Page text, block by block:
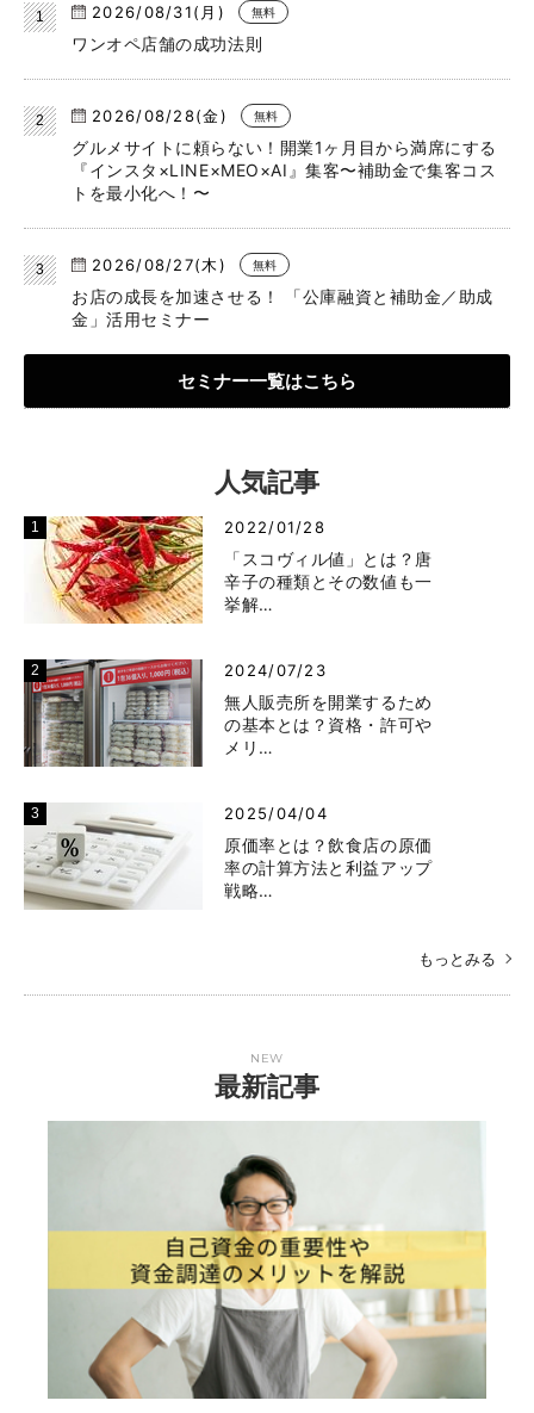
2026/08/31(月) 無料
ワンオペ店舗の成功法則
2026/08/28(金) 無料
グルメサイトに頼らない！開業1ヶ月目から満席にする
『インスタ×LINE×MEO×AI』集客〜補助金で集客コス
トを最小化へ！〜
2026/08/27(木) 無料
お店の成長を加速させる！ 「公庫融資と補助金／助成
金」活用セミナー
セミナー一覧はこちら
人気記事
2022/01/28
「スコヴィル値」とは？唐
辛子の種類とその数値も一
挙解…
2024/07/23
無人販売所を開業するため
の基本とは？資格・許可や
メリ…
2025/04/04
原価率とは？飲食店の原価
率の計算方法と利益アップ
戦略…
もっとみる
NEW
最新記事